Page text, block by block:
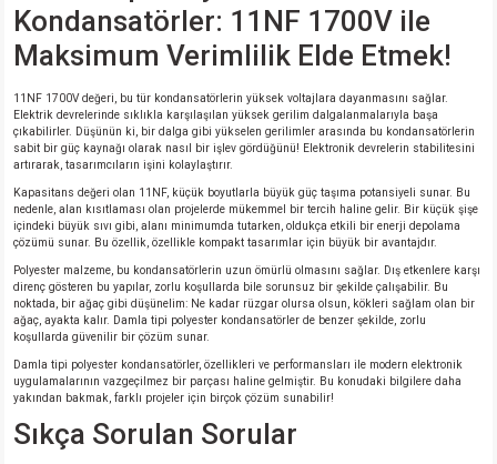
Kondansatörler: 11NF 1700V ile
Maksimum Verimlilik Elde Etmek!
11NF 1700V değeri, bu tür kondansatörlerin yüksek voltajlara dayanmasını sağlar.
Elektrik devrelerinde sıklıkla karşılaşılan yüksek gerilim dalgalanmalarıyla başa
çıkabilirler. Düşünün ki, bir dalga gibi yükselen gerilimler arasında bu kondansatörlerin
sabit bir güç kaynağı olarak nasıl bir işlev gördüğünü! Elektronik devrelerin stabilitesini
artırarak, tasarımcıların işini kolaylaştırır.
Kapasitans değeri olan 11NF, küçük boyutlarla büyük güç taşıma potansiyeli sunar. Bu
nedenle, alan kısıtlaması olan projelerde mükemmel bir tercih haline gelir. Bir küçük şişe
içindeki büyük sıvı gibi, alanı minimumda tutarken, oldukça etkili bir enerji depolama
çözümü sunar. Bu özellik, özellikle kompakt tasarımlar için büyük bir avantajdır.
Polyester malzeme, bu kondansatörlerin uzun ömürlü olmasını sağlar. Dış etkenlere karşı
direnç gösteren bu yapılar, zorlu koşullarda bile sorunsuz bir şekilde çalışabilir. Bu
noktada, bir ağaç gibi düşünelim: Ne kadar rüzgar olursa olsun, kökleri sağlam olan bir
ağaç, ayakta kalır. Damla tipi polyester kondansatörler de benzer şekilde, zorlu
koşullarda güvenilir bir çözüm sunar.
Damla tipi polyester kondansatörler, özellikleri ve performansları ile modern elektronik
uygulamalarının vazgeçilmez bir parçası haline gelmiştir. Bu konudaki bilgilere daha
yakından bakmak, farklı projeler için birçok çözüm sunabilir!
Sıkça Sorulan Sorular